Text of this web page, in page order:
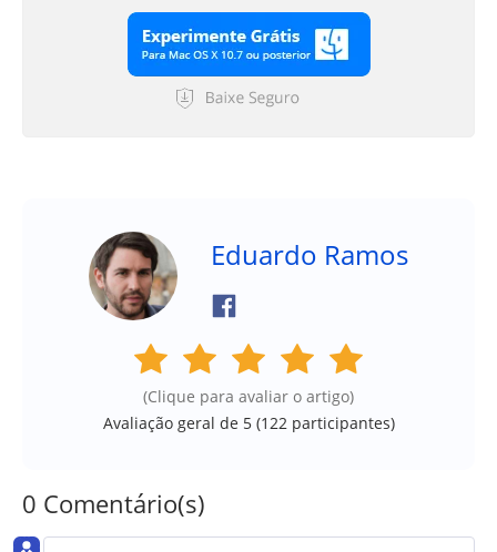
Eduardo Ramos
(Clique para avaliar o artigo)
Avaliação geral de 5 (122 participantes)
0 Comentário(s)